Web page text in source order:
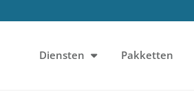
Diensten Pakketten